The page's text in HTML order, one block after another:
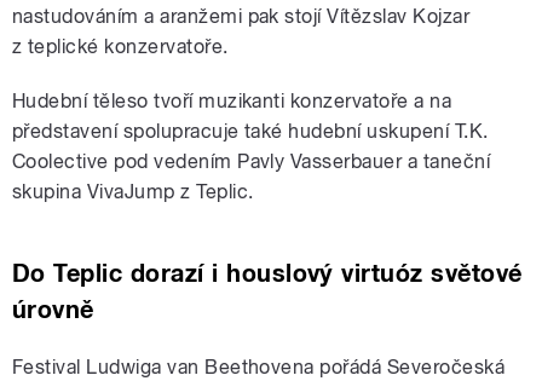
nastudováním a aranžemi pak stojí Vítězslav Kojzar
z teplické konzervatoře.
Hudební těleso tvoří muzikanti konzervatoře a na
představení spolupracuje také hudební uskupení T.K.
Coolective pod vedením Pavly Vasserbauer a taneční
skupina VivaJump z Teplic.
Do Teplic dorazí i houslový virtuóz světové
úrovně
Festival Ludwiga van Beethovena pořádá Severočeská